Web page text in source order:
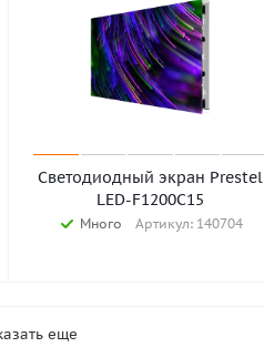
Светодиодный экран Prestel
LED-F1200С15
Много Артикул: 140704
еще